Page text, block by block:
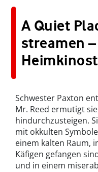
A Quiet
streamen
Schwester Paxton
Mr. Reed ermutigt
hindurchzusteigen.
mit okkulten
einem kalten Raum,
Käfigen gefangen
und in einem